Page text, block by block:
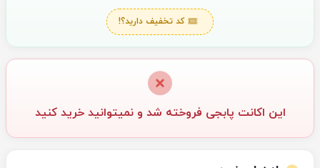
کد تخفیف دارید؟!
این اکانت پابجی فروخته شد و نمیتوانید خرید کنید